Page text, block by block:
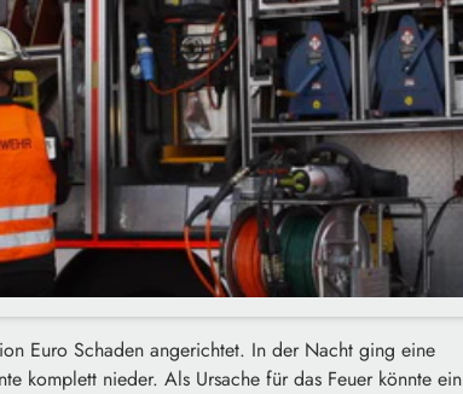
Euro Schaden angerichtet. In der Nacht ging eine
komplett nieder. Als Ursache für das Feuer könnte ein